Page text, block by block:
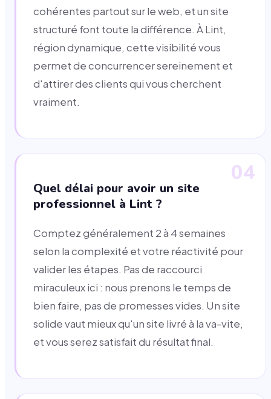
cohérentes partout sur le web, et un site
structuré font toute la différence. À Lint,
région dynamique, cette visibilité vous
permet de concurrencer sereinement et
d'attirer des clients qui vous cherchent
vraiment.
04
Quel délai pour avoir un site
professionnel à Lint ?
Comptez généralement 2 à 4 semaines
selon la complexité et votre réactivité pour
valider les étapes. Pas de raccourci
miraculeux ici : nous prenons le temps de
bien faire, pas de promesses vides. Un site
solide vaut mieux qu'un site livré à la va-vite,
et vous serez satisfait du résultat final.